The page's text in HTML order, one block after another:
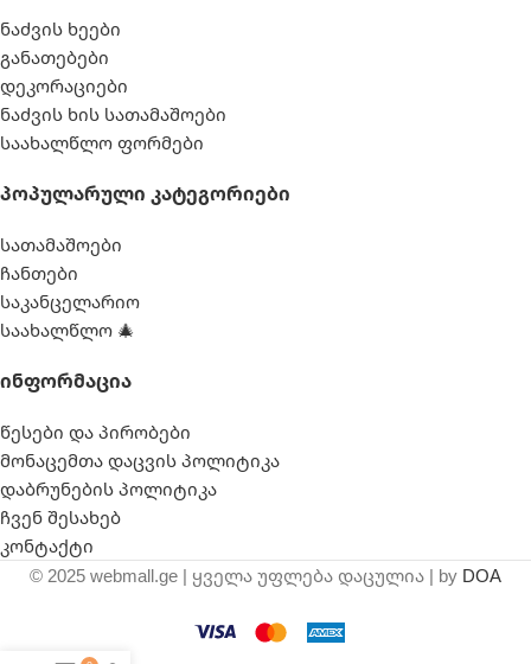
ნაძვის ხეები
განათებები
დეკორაციები
ნაძვის ხის სათამაშოები
საახალწლო ფორმები
Პოპულარული Კატეგორიები
სათამაშოები
ჩანთები
საკანცელარიო
საახალწლო 🎄
Ინფორმაცია
წესები და პირობები
მონაცემთა დაცვის პოლიტიკა
დაბრუნების პოლიტიკა
ჩვენ შესახებ
კონტაქტი
© 2025 webmall.ge | ყველა უფლება დაცულია | by DOA